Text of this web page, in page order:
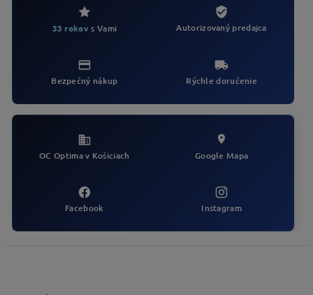
v
33 rokovs Vami Autorizovaný predajca
Bezpečný nákup Rýchle doručenie
OC Optima v Košiciach Google Mapa
Facebook Instagram